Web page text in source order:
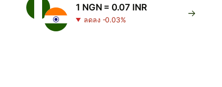
1 NGN = 0.07 INR
ลดลง -0.03%